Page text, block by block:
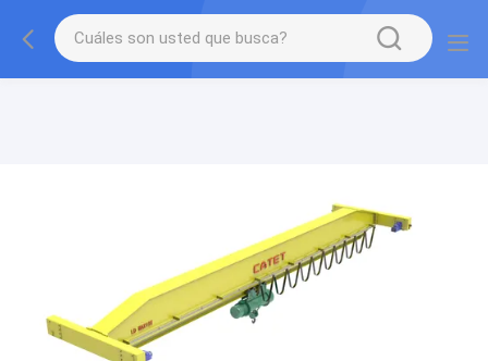
gtag('config', 'G-QWE9HWC3PF', {cookie_flags:
"SameSite=None;Secure"});